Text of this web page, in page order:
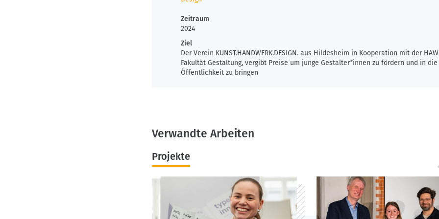
Zeitraum
2024
Ziel
Der Verein KUNST.HANDWERK.DESIGN. aus Hildesheim in Kooperation mit der
Fakultät Gestaltung, vergibt Preise um junge Gestalter*innen zu fördern und in die
Öffentlichkeit zu bringen
Verwandte Arbeiten
Projekte